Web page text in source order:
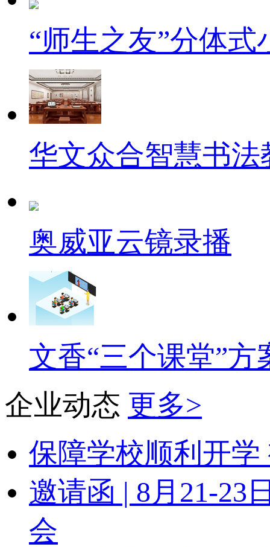
“师生之友”分体
华文众合智慧书法
奥威亚云镜录播
文香“三个课堂”方
企业动态 更多>
保障学校顺利开
邀请函 | 8月21-23
会